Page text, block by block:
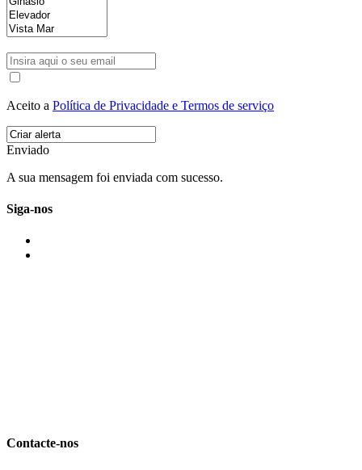
Aceito a Política de Privacidade e Termos de serviço
Enviado
A sua mensagem foi enviada com sucesso.
Siga-nos
Contacte-nos